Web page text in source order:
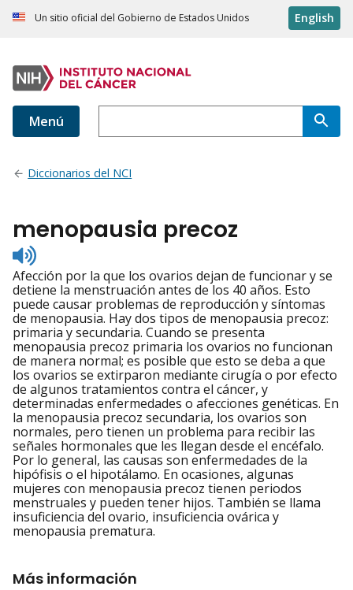
Un sitio oficial del Gobierno de Estados Unidos English
Menú
Diccionarios del NCI
menopausia precoz
Listen
to
pronunciation
Afección por la que los ovarios dejan de funcionar y se
detiene la menstruación antes de los 40 años. Esto
puede causar problemas de reproducción y síntomas
de menopausia. Hay dos tipos de menopausia precoz:
primaria y secundaria. Cuando se presenta
menopausia precoz primaria los ovarios no funcionan
de manera normal; es posible que esto se deba a que
los ovarios se extirparon mediante cirugía o por efecto
de algunos tratamientos contra el cáncer, y
determinadas enfermedades o afecciones genéticas. En
la menopausia precoz secundaria, los ovarios son
normales, pero tienen un problema para recibir las
señales hormonales que les llegan desde el encéfalo.
Por lo general, las causas son enfermedades de la
hipófisis o el hipotálamo. En ocasiones, algunas
mujeres con menopausia precoz tienen periodos
menstruales y pueden tener hijos. También se llama
insuficiencia del ovario, insuficiencia ovárica y
menopausia prematura.
Más información